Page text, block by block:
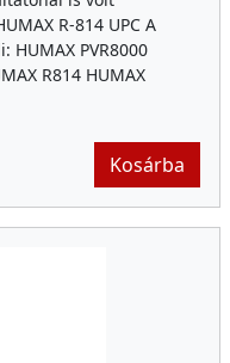
R-814 UPC A
HUMAX PVR8000
R814 HUMAX
Kosárba